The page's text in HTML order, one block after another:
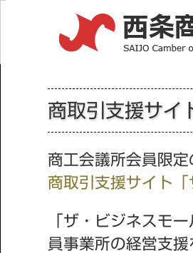
商取引支援サイ
商工会議所会員限
商取引支援サイト「
「ザ・ビジネスモ
員事業所の経営支